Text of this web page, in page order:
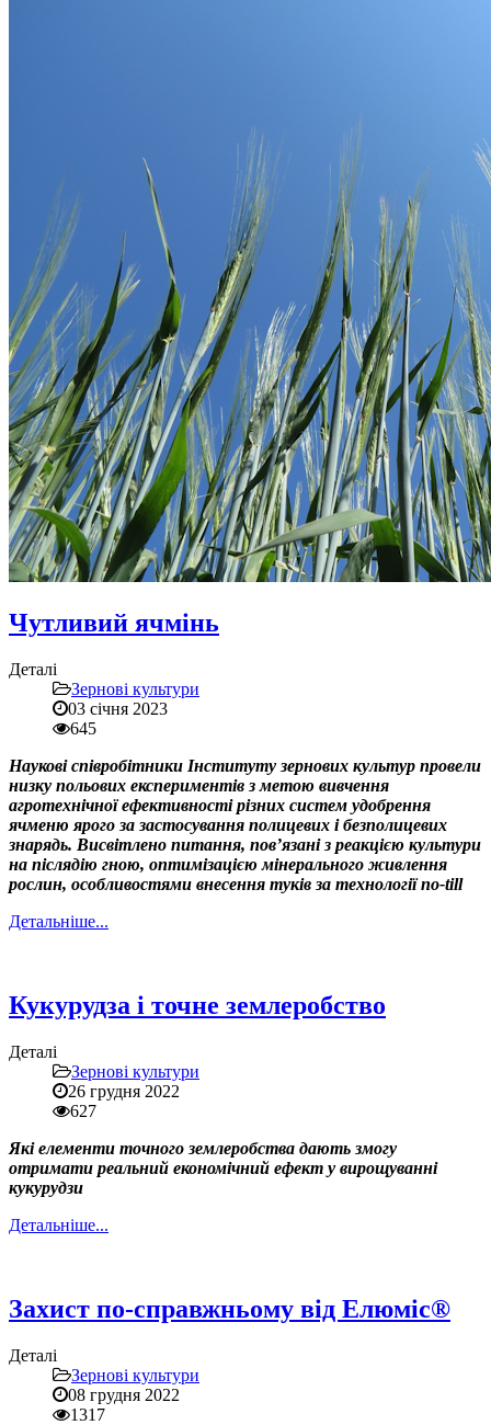
Чутливий ячмінь
Деталі
Зернові культури
03 січня 2023
645
Наукові співробітники Інституту зернових культур провели
низку польових експериментів з метою вивчення
агротехнічної ефективності різних систем удобрення
ячменю ярого за застосування полицевих і безполицевих
знарядь. Висвітлено питання, пов’язані з реакцією культури
на післядію гною, оптимізацією мінерального живлення
рослин, особливостями внесення туків за технології no-till
Детальніше...
Кукурудза і точне землеробство
Деталі
Зернові культури
26 грудня 2022
627
Які елементи точного землеробства дають змогу
отримати реальний економічний ефект у вирощуванні
кукурудзи
Детальніше...
Захист по-справжньому від Елюміс®
Деталі
Зернові культури
08 грудня 2022
1317